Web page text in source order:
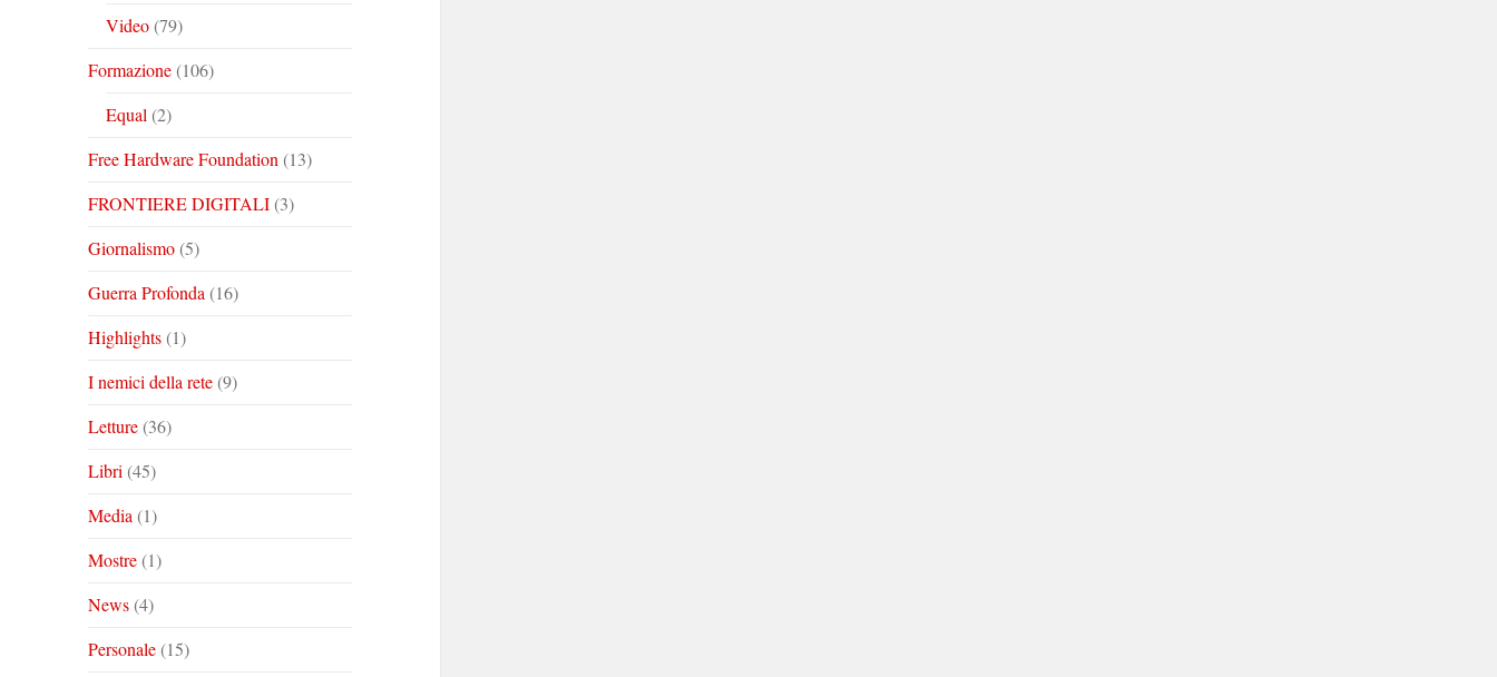
Video(79)
Formazione(106)
Equal (2)
Free Hardware Foundation (13)
FRONTIERE DIGITALI(3)
Giornalismo(5)
Guerra Profonda (16)
Highlights(1)
I nemici della rete(9)
Letture(36)
Libri (45)
Media (1)
Mostre(1)
News(4)
Personale(15)